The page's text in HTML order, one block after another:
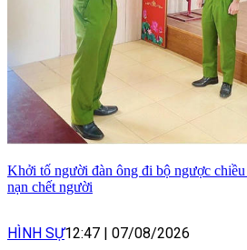
Khởi tố người đàn ông đi bộ ngược
nạn chết người
HÌNH SỰ12:47 07/08/2026